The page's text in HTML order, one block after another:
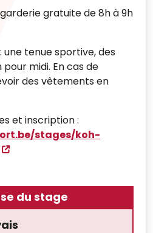
gratuite de 8h à 9h
: une tenue sportive, des
midi. En cas de
des vêtements en
et inscription :
stages/koh-
du stage